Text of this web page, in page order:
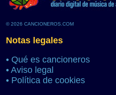
© 2026 CANCIONEROS.COM
Notas legales
• Qué es cancioneros
• Aviso legal
• Política de cookies